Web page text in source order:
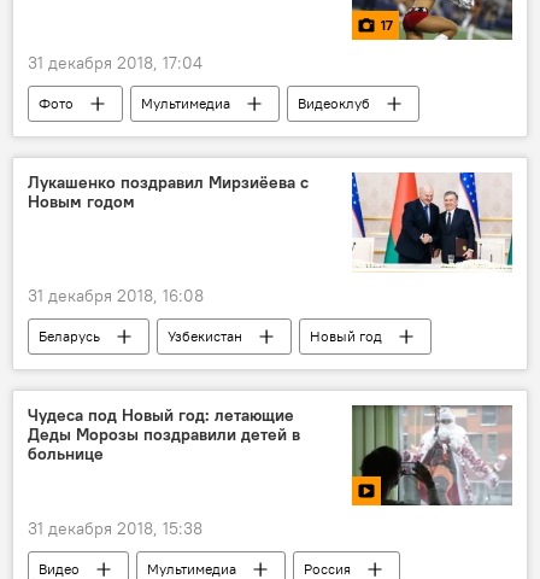
17
31 декабря 2018, 17:04
Фото Мультимедиа
Видеоклуб
Китай
Индия Индонезия
Лукашенко поздравил Мирзиёева с
Новым годом
31 декабря 2018, 16:08
Беларусь Узбекистан
Новый год
Александр Лукашенко
Шавкат Мирзиёев
Политика
Чудеса под Новый год: летающие
Деды Морозы поздравили детей в
больнице
31 декабря 2018, 15:38
Видео Мультимедиа
Россия